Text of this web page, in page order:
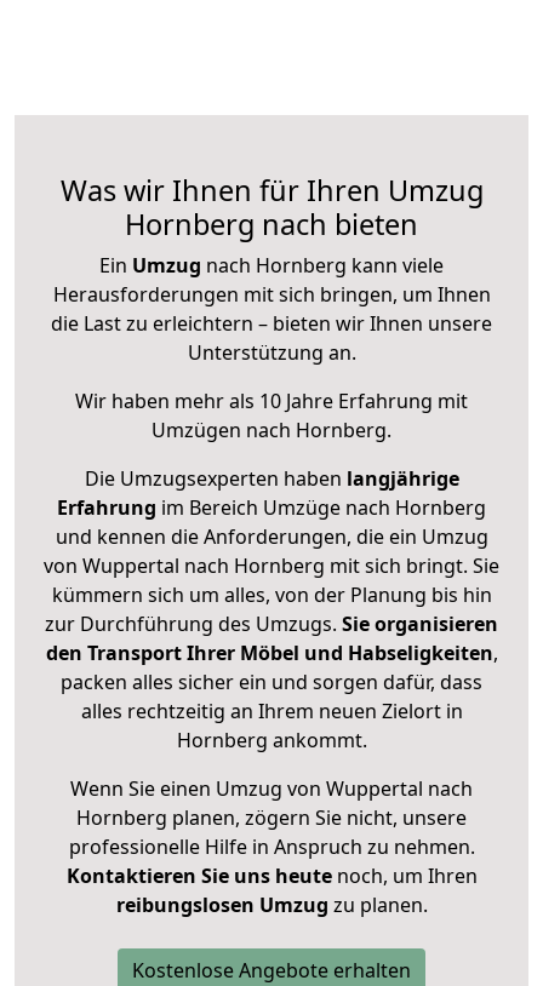
Was wir Ihnen für Ihren Umzug
Hornberg nach bieten
Ein Umzug nach Hornberg kann viele
Herausforderungen mit sich bringen, um Ihnen
die Last zu erleichtern – bieten wir Ihnen unsere
Unterstützung an.
Wir haben mehr als 10 Jahre Erfahrung mit
Umzügen nach Hornberg.
Die Umzugsexperten haben langjährige
Erfahrung im Bereich Umzüge nach Hornberg
und kennen die Anforderungen, die ein Umzug
von Wuppertal nach Hornberg mit sich bringt. Sie
kümmern sich um alles, von der Planung bis hin
zur Durchführung des Umzugs. Sie organisieren
den Transport Ihrer Möbel und Habseligkeiten,
packen alles sicher ein und sorgen dafür, dass
alles rechtzeitig an Ihrem neuen Zielort in
Hornberg ankommt.
Wenn Sie einen Umzug von Wuppertal nach
Hornberg planen, zögern Sie nicht, unsere
professionelle Hilfe in Anspruch zu nehmen.
Kontaktieren Sie uns heutenoch, um Ihren
reibungslosen Umzug zu planen.
Kostenlose Angebote erhalten